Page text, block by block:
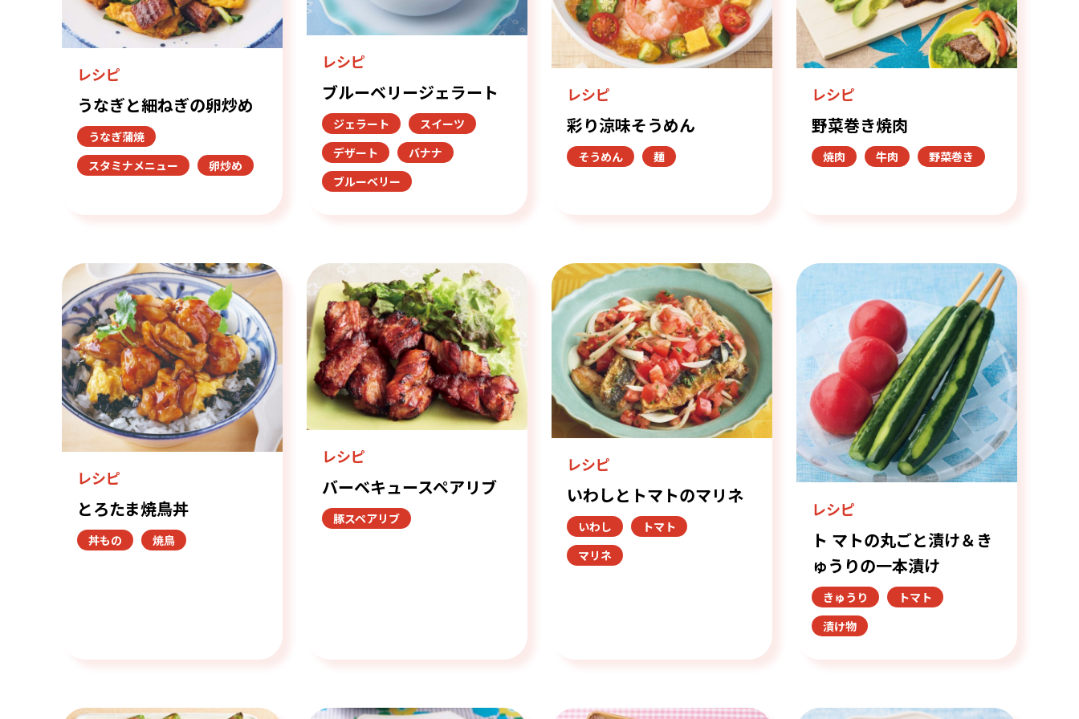
レシピ
うなぎと細ねぎの卵炒め
うなぎ蒲焼
スタミナメニュー
卵炒め
レシピ
ブルーベリージェラート
ジェラート
スイーツ
デザート
バナナ
ブルーベリー
レシピ
彩り涼味そうめん
そうめん 麺
レシピ
野菜巻き焼肉
焼肉 牛肉 野菜巻き
レシピ
とろたま焼鳥丼
丼もの 焼鳥
レシピ
バーベキュースペアリブ
豚スペアリブ
レシピ
いわしとトマトのマリネ
いわし
トマト
マリネ
レシピ
ト マトの丸ごと漬け＆き
ゅうりの一本漬け
きゅうり
トマト
漬け物